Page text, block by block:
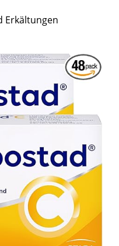
Erkältungen